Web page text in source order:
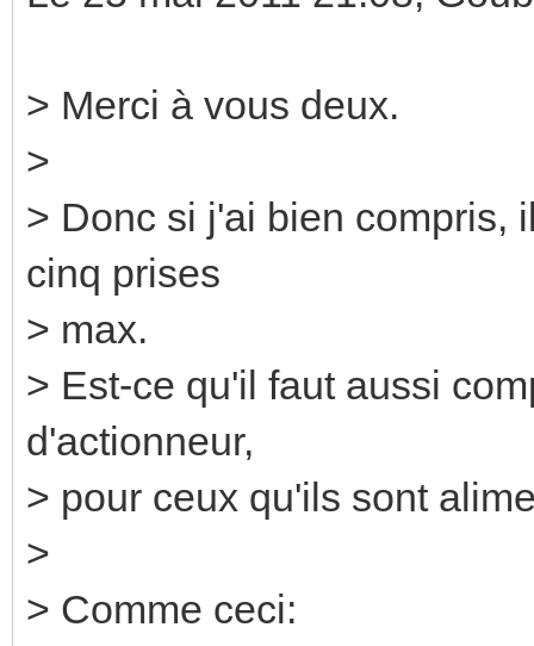
> Merci à vous deux.
>
> Donc si j'ai bien compris,
cinq prises
> max.
> Est-ce qu'il faut aussi
d'actionneur,
> pour ceux qu'ils sont
>
> Comme ceci: